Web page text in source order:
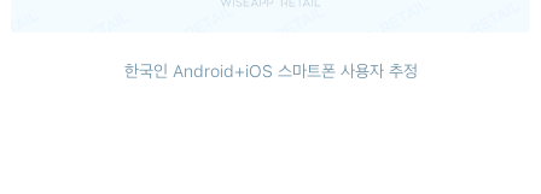
한국인 Android+iOS 스마트폰 사용자 추정